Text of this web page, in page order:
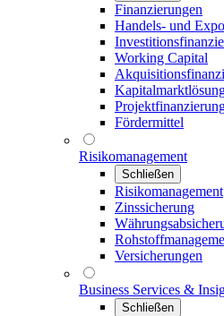
Finanzierungen
Handels- und
Working Capital
Fördermittel
Risikomanagement
Schließen
Risikomanagement
Zinssicherung
Versicherungen
Business Services &
Schließen